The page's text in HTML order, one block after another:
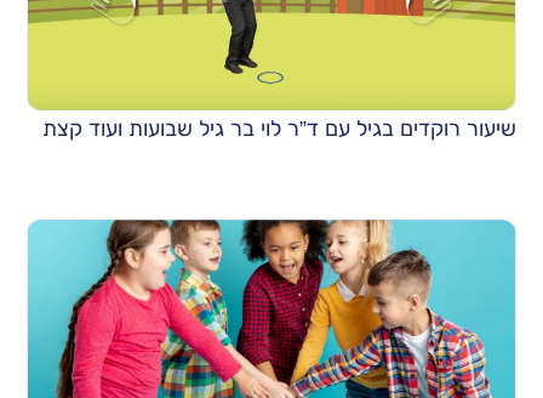
שיעור רוקדים בגיל עם ד”ר לוי בר גיל שבועות ועוד קצת